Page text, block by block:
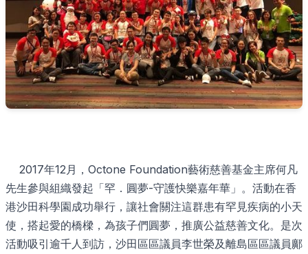
2017年12月，Octone Foundation藝術慈善基金主席何凡
先生參與組織發起「罕．圓夢-守護快樂嘉年華」。活動在香
港沙田科學園成功舉行，讓社會關注這群患有罕見疾病的小天
使，搭起愛的橋樑，為孩子們圓夢，推廣公益慈善文化。是次
活動吸引逾千人到訪，沙田區區議員李世榮及離島區區議員鄺